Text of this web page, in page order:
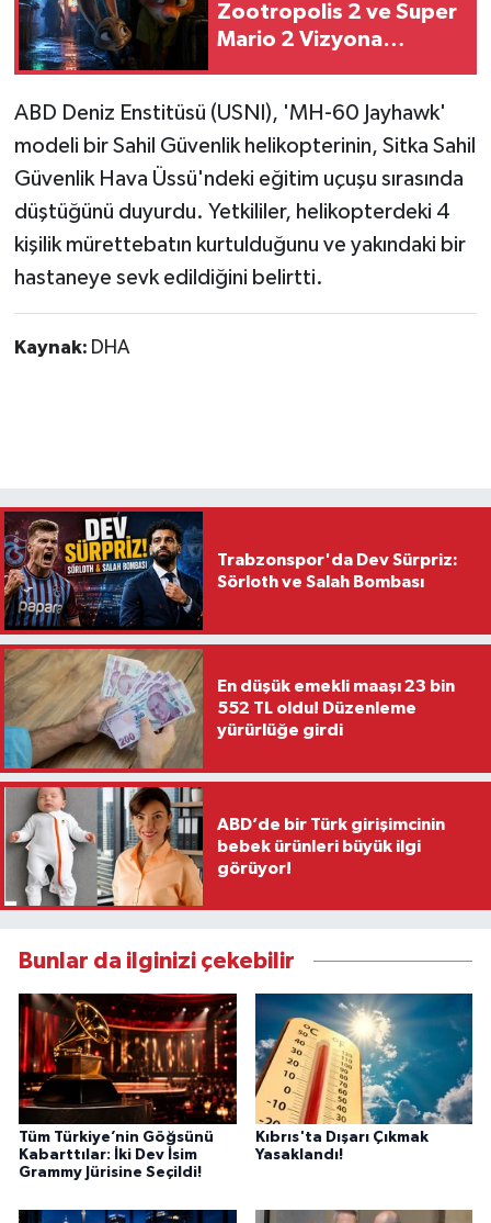
Zootropolis 2 ve Super
Mario 2 Vizyona
ABD Deniz Enstitüsü (USNI), 'MH-60 Jayhawk'
modeli bir Sahil Güvenlik helikopterinin, Sitka Sahil
Güvenlik Hava Üssü'ndeki eğitim uçuşu sırasında
düştüğünü duyurdu. Yetkililer, helikopterdeki 4
kişilik mürettebatın kurtulduğunu ve yakındaki bir
hastaneye sevk edildiğini belirtti.
Kaynak: DHA
Trabzonspor'da Dev Sürpriz:
Sörloth ve Salah Bombası
En düşük emekli maaşı 23 bin
552 TL oldu! Düzenleme
yürürlüğe girdi
ABD’de bir Türk girişimcinin
bebek ürünleri büyük ilgi
görüyor!
Bunlar da ilginizi çekebilir
Tüm Türkiye’nin Göğsünü
Kabarttılar: İki Dev İsim
Grammy Jürisine Seçildi!
Kıbrıs'ta Dışarı Çıkmak
Yasaklandı!
Siyaset
Sokak Hayvanlarını Sahiplendirme
Sonsöz Özel
Spor
Vasıta